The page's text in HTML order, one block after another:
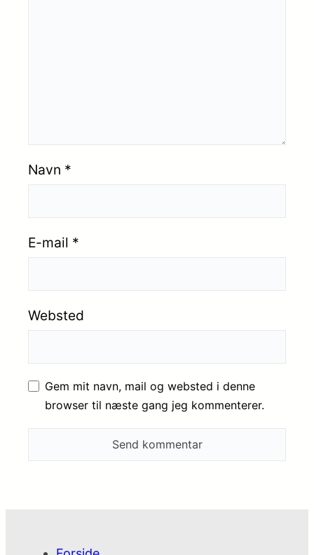
Navn *
E-mail *
Websted
Gem mit navn, mail og websted i denne
browser til næste gang jeg kommenterer.